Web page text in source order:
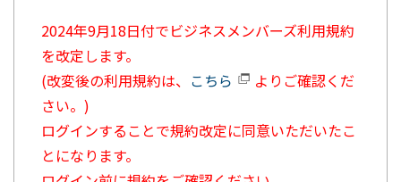
2024年9月18日付でビジネスメンバーズ利用規約
を改定します。
(改変後の利用規約は、 こちら
よりご確認くだ
さい。)
ログインすることで規約改定に同意いただいたこ
とになります。